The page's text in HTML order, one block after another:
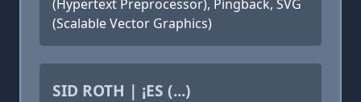
(Hypertext Preprocessor), Pingback, SVG
(Scalable Vector Graphics)
SID ROTH | ¡ES (...)